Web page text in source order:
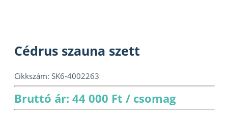
Cédrus szauna szett
Cikkszám: SK6-4002263
Bruttó ár: 44 000 Ft / csomag